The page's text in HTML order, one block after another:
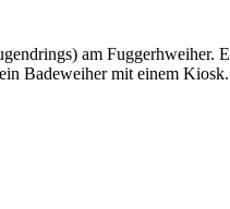
am Fuggerhweiher.
Badeweiher mit einem Kiosk.